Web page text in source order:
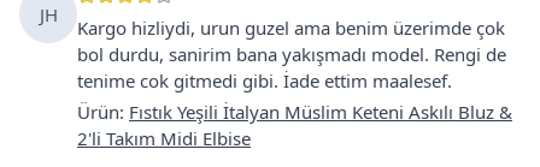
JH
Kargo hizliydi, urun guzel ama benim üzerimde çok
bol durdu, sanirim bana yakışmadı model. Rengi de
tenime cok gitmedi gibi. İade ettim maalesef.
Ürün: Fıstık Yeşili İtalyan Müslim Keteni Askılı Bluz &
2'li Takım Midi Elbise